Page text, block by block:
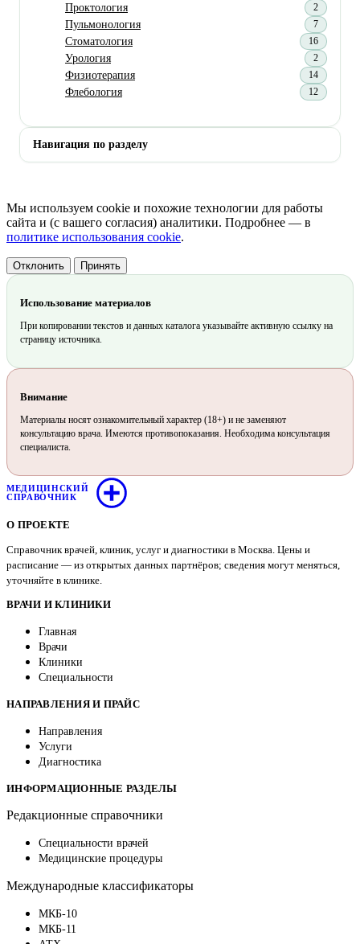
Проктология 2
Пульмонология 7
Стоматология 16
Урология 2
Физиотерапия 14
Флебология 12
Навигация по разделу
Мы используем cookie и похожие технологии для работы
сайта и (с вашего согласия) аналитики. Подробнее — в
политике использования cookie.
Отклонить Принять
Использование материалов
При копировании текстов и данных каталога указывайте активную ссылку на
страницу источника.
Внимание
Материалы носят ознакомительный характер (18+) и не заменяют
консультацию врача. Имеются противопоказания. Необходима консультация
специалиста.
МЕДИЦИНСКИЙ
СПРАВОЧНИК
О ПРОЕКТЕ
Справочник врачей, клиник, услуг и диагностики в Москва. Цены и
расписание — из открытых данных партнёров; сведения могут меняться,
уточняйте в клинике.
ВРАЧИ И КЛИНИКИ
Главная
Врачи
Клиники
Специальности
НАПРАВЛЕНИЯ И ПРАЙС
Направления
Услуги
Диагностика
ИНФОРМАЦИОННЫЕ РАЗДЕЛЫ
Редакционные справочники
Специальности врачей
Медицинские процедуры
Международные классификаторы
МКБ-10
МКБ-11